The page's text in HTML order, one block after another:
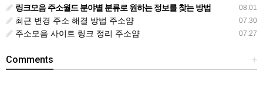
08.01
링크모음 주소월드 분야별 분류로 원하는 정보를 찾는 방법
07.30
최근 변경 주소 해결 방법 주소얌
07.27
주소모음 사이트 링크 정리 주소얌
+
Comments